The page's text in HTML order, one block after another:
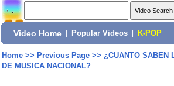
Video Home Popular Videos K-POP
Home>> Previous Page>> ¿CUANTO SABEN
DE MUSICA NACIONAL?